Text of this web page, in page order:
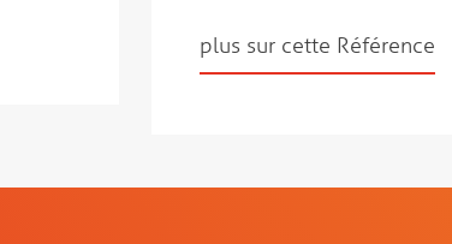
plus sur cette Référence